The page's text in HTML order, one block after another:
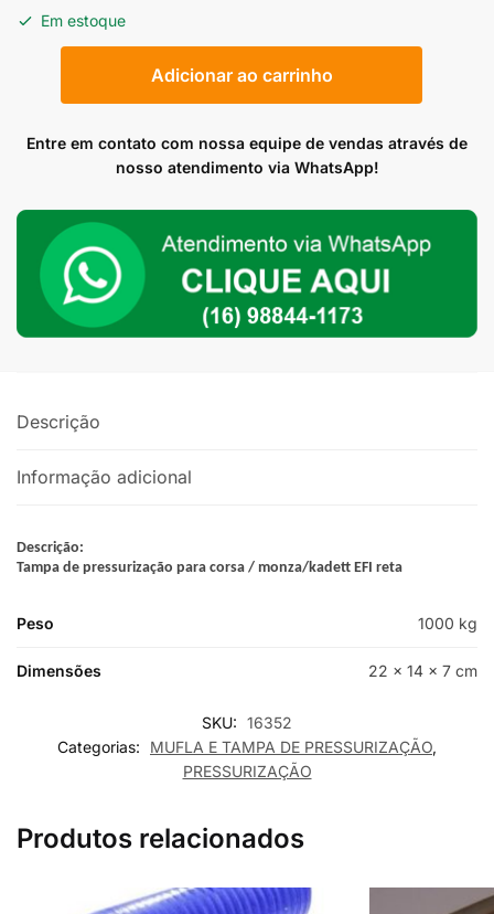
Em estoque
Pressurização
para
EFI
quantidade
Adicionar ao carrinho
Entre em contato com nossa equipe de vendas através de
nosso atendimento via WhatsApp!
Descrição
Informação adicional
Descrição:
Tampa de pressurização para corsa / monza/kadett EFI reta
Peso 1000 kg
Dimensões 22 × 14 × 7 cm
SKU: 16352
Categorias:
MUFLA E TAMPA DE PRESSURIZAÇÃO,
PRESSURIZAÇÃO
Produtos relacionados